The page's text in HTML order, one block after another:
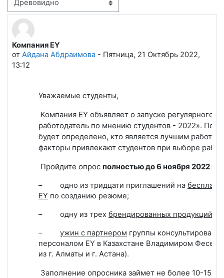
Режим отображения
Компания EY
от Айдана Абдраимова - Пятница, 21 Октябрь 2022,
13:12
Количество ответов: 0
Уважаемые студенты,
Компания EY объявляет о запуске регулярного
работодатель по мнению студентов - 2022». По
будет определено, кто является лучшим
факторы привлекают студентов при выборе
Пройдите опрос полностью до 6 ноября 2022 г.
– одно из тридцати приглашений на
EY по созданию резюме;
– одну из трех брендированных продукций EY
– ужин с партнером группы
персоналом EY в Казахстане Владимиром
из г. Алматы и г. Астана).
Заполнение опросника займет не более 10-15